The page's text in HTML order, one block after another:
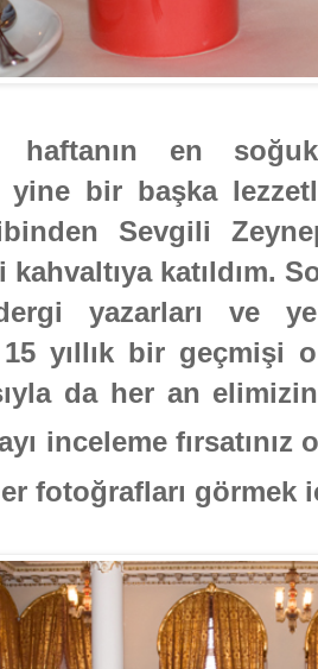
haftanın en
yine bir başka
Sevgili
kahvaltıya katıldım.
yazarları ve
15 yıllık bir
da her an
inceleme fırsatınız
fotoğrafları görmek